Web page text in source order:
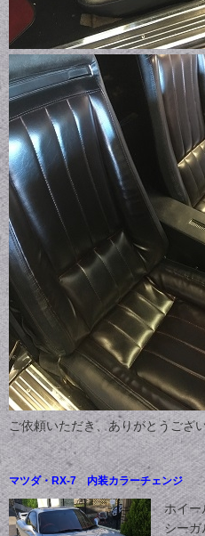
ご依頼いただき、ありがとうござ
マツダ・RX-7 内装カラーチェンジ
ホイー
シーガ